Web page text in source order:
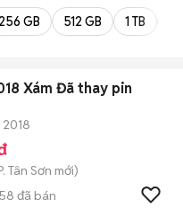
GB 512 GB 1 TB
Xám Đã thay pin
2018
Tân Sơn mới)
đã bán